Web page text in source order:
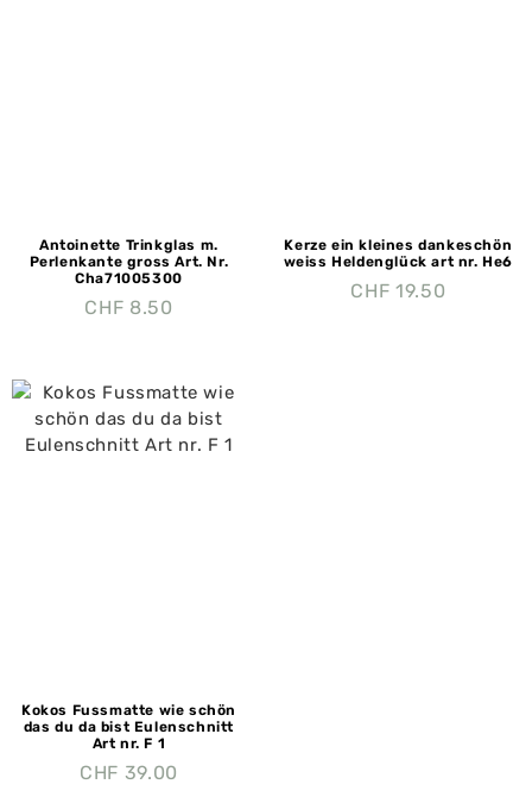
Antoinette Trinkglas m.
Perlenkante gross Art. Nr.
Cha71005300
CHF 8.50
Kerze ein kleines dankeschön
weiss Heldenglück art nr. He6
CHF 19.50
Kokos Fussmatte wie schön
das du da bist Eulenschnitt
Art nr. F 1
CHF 39.00